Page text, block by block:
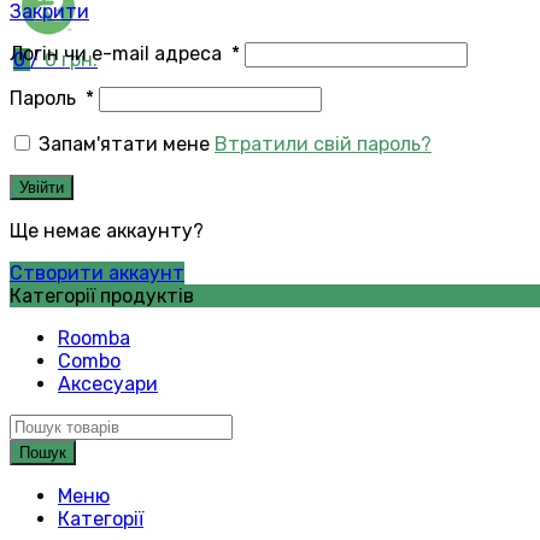
0/ 0 грн.
Закрити
Логін чи e-mail адреса *
Пароль *
Запам'ятати мене Втратили свій пароль?
Увійти
Ще немає аккаунту?
Створити аккаунт
Категорії продуктів
Roomba
Combo
Аксесуари
Пошук
Меню
Категорії